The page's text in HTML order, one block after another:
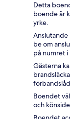
Detta
boende är
yrke.
Anslutande
be om
på numret
Gästerna
Boendet
och